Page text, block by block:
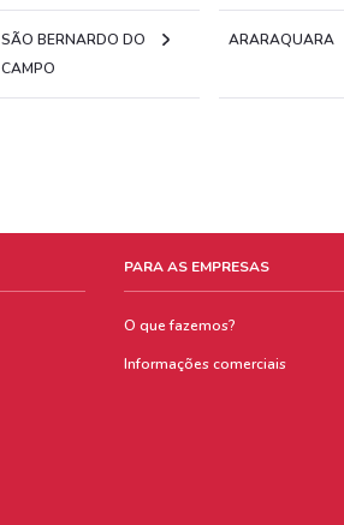
SÃO BERNARDO DO
CAMPO
ARARAQUARA
PARA AS EMPRESAS
O que fazemos?
Informações comerciais